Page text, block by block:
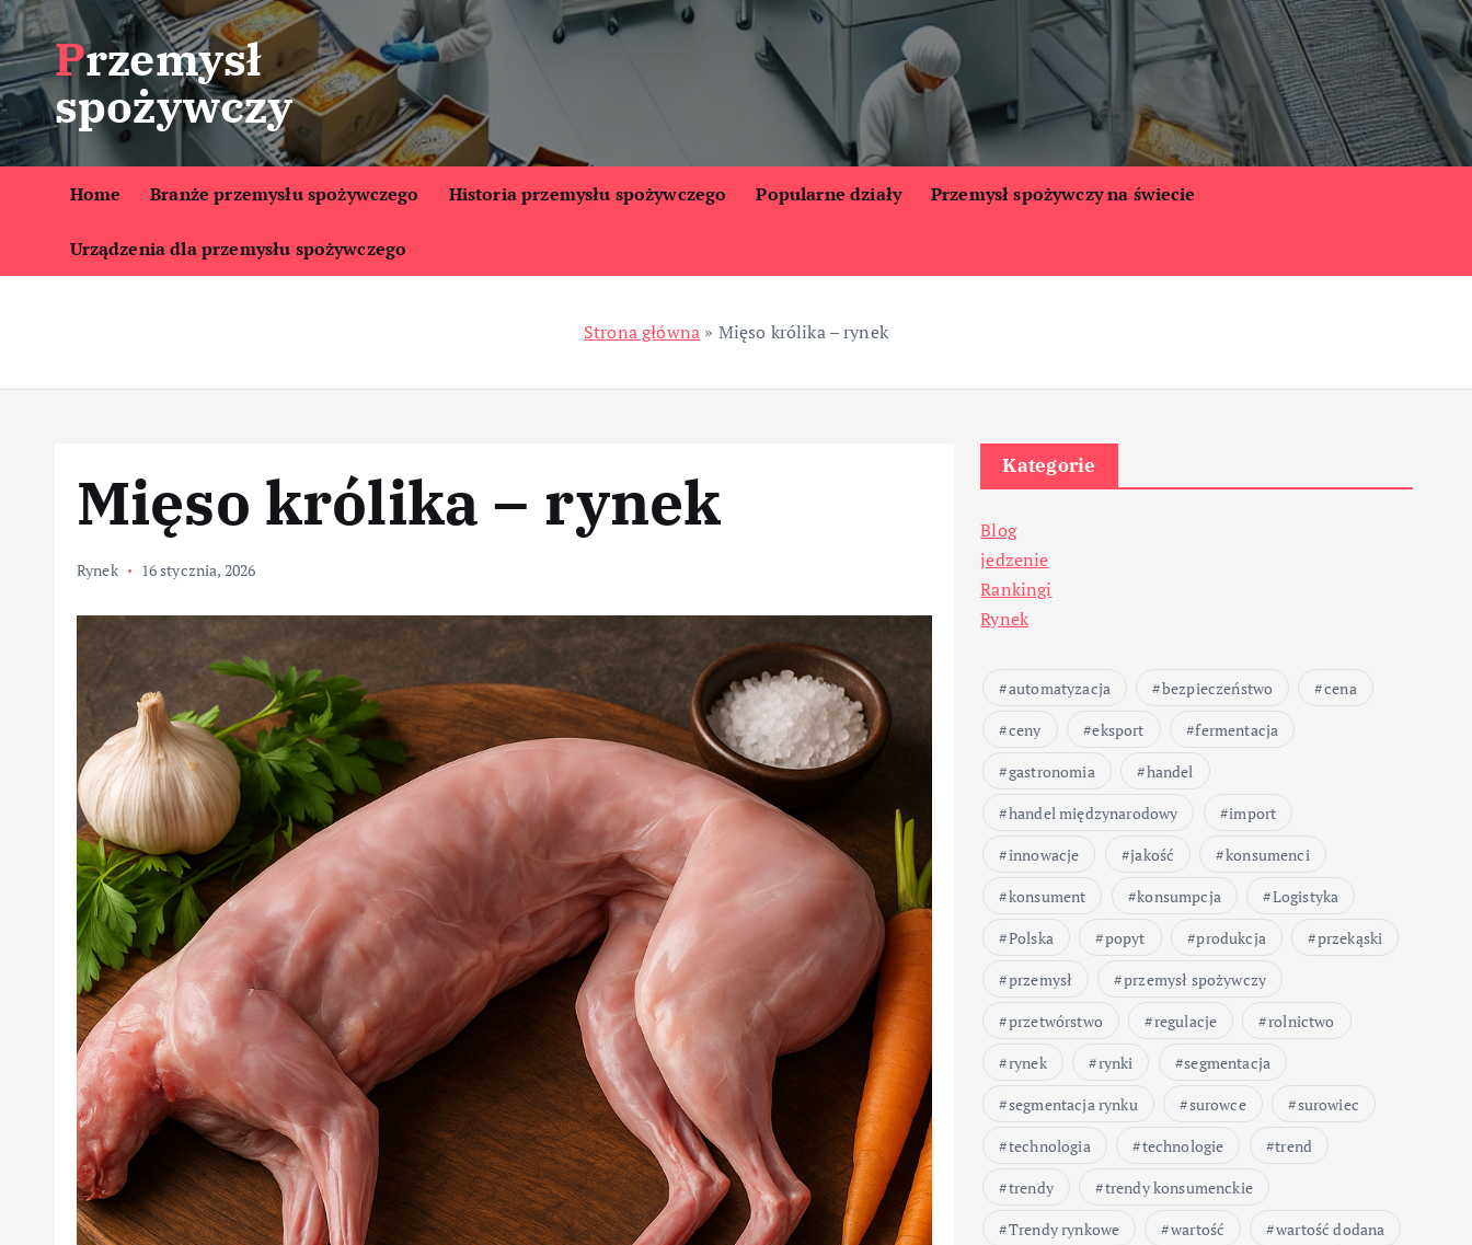
S
k
i
p
t
o
t
Przemysł
spożywczy
Home Branże przemysłu spożywczego Historia przemysłu spożywczego Popularne działy Przemysł spożywczy na świecie
Urządzenia dla przemysłu spożywczego
Strona główna » Mięso królika – rynek
Mięso królika – rynek
Rynek 16 stycznia, 2026
Kategorie
Blog
jedzenie
Rankingi
Rynek
automatyzacja bezpieczeństwo
cena
ceny
eksport
fermentacja
gastronomia
handel
handel międzynarodowy
import
innowacje
jakość
konsumenci
konsument
konsumpcja
Logistyka
Polska
popyt produkcja
przekąski
przemysł
przemysł spożywczy
przetwórstwo
regulacje
rolnictwo
rynek
rynki
segmentacja
segmentacja rynku
surowce
surowiec
technologia
technologie
trend
trendy
trendy konsumenckie
Trendy rynkowe
wartość
wartość dodana